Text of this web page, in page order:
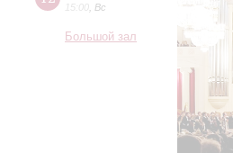
15:00 Вс
Большой зал